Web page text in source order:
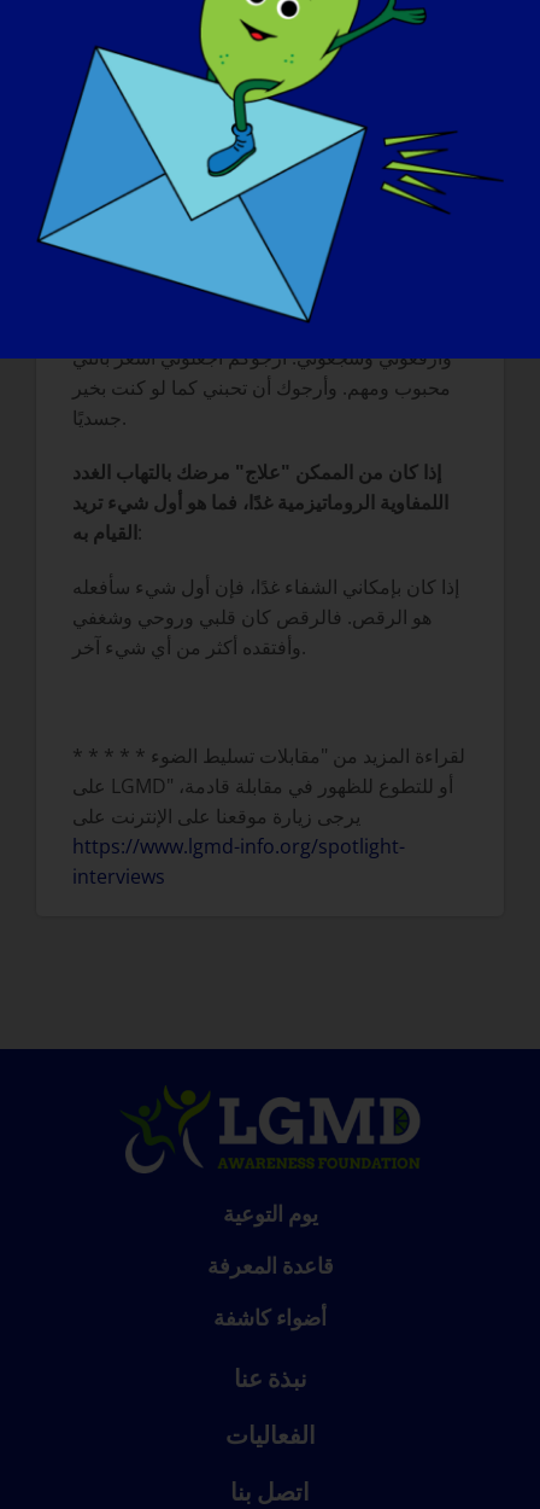
ما الذي تريد أن يعرفه العالم عن LGMD
أريد أن يعرف العالم أننا أناس عاديون، وأن لدينا
مشاعر، وأن هناك أشياء يجب أن تكون حذراً من
فعلها أو قولها. رجاءً لا تحدقوا، رجاءً لا تقولوا لي
أنني أمشي بشكل مضحك، رجاءً لا تضحكوا إذا
وقعت، ورجاءً لا تحكموا عليّ بناءً على الأشياء التي
أستطيع أو لا أستطيع القيام بها. رجاءً لا تطلقوا نكات
عن الإعاقة. أرجوكم لا تفترضوا أنني أستطيع فعل
شيء ما. وبدلاً من ذلك، أرجوكم ساعدوني
وارفعوني وشجعوني. أرجوكم اجعلوني أشعر بأنني
محبوب ومهم. وأرجوك أن تحبني كما لو كنت بخير
جسديًا.
إذا كان من الممكن "علاج" مرضك بالتهاب الغدد
اللمفاوية الروماتيزمية غدًا، فما هو أول شيء تريد
القيام به:
إذا كان بإمكاني الشفاء غدًا، فإن أول شيء سأفعله
هو الرقص. فالرقص كان قلبي وروحي وشغفي
وأفتقده أكثر من أي شيء آخر.
* * * * * لقراءة المزيد من "مقابلات تسليط الضوء
على LGMD" أو للتطوع للظهور في مقابلة قادمة،
يرجى زيارة موقعنا على الإنترنت على
https://www.lgmd-info.org/spotlight-
interviews
يوم التوعية
قاعدة المعرفة
أضواء كاشفة
نبذة عنا
الفعاليات
اتصل بنا